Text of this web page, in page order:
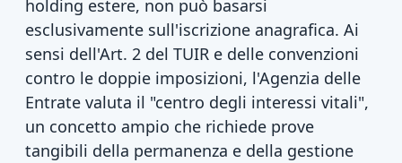
holding estere, non può basarsi
esclusivamente sull'iscrizione anagrafica. Ai
sensi dell'Art. 2 del TUIR e delle convenzioni
contro le doppie imposizioni, l'Agenzia delle
Entrate valuta il "centro degli interessi vitali",
un concetto ampio che richiede prove
tangibili della permanenza e della gestione